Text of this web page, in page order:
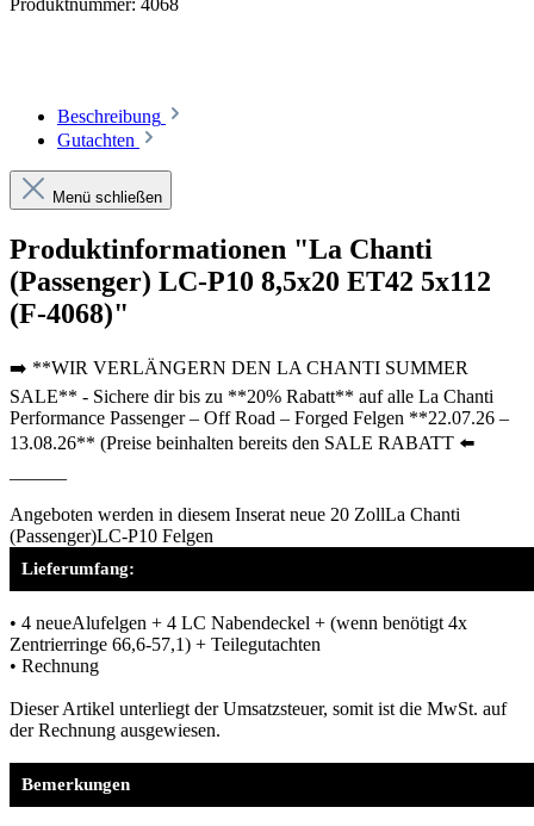
Beschreibung
Gutachten
Menü schließen
Produktinformationen "La Chanti
(Passenger) LC-P10 8,5x20 ET42 5x112
(F-4068)"
➡️ **WIR VERLÄNGERN DEN LA CHANTI SUMMER
SALE** - Sichere dir bis zu **20% Rabatt** auf alle La Chanti
Performance Passenger – Off Road – Forged Felgen **22.07.26 –
13.08.26** (Preise beinhalten bereits den SALE RABATT ⬅️
Angeboten werden in diesem Inserat neue 20 ZollLa Chanti
(Passenger)LC-P10 Felgen
Lieferumfang:
• 4 neueAlufelgen + 4 LC Nabendeckel + (wenn benötigt 4x
Zentrierringe 66,6-57,1) + Teilegutachten
• Rechnung
Dieser Artikel unterliegt der Umsatzsteuer, somit ist die MwSt. auf
der Rechnung ausgewiesen.
Bemerkungen